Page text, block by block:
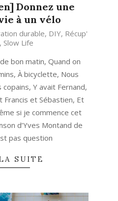
Donnez une
à un vélo
durable, DIY, Récup'
, Slow Life
bon matin, Quand on
À bicyclette, Nous
Y avait Fernand,
Francis et Sébastien, Et
si je commence cet
d’Yves Montand de
pas question
SUITE